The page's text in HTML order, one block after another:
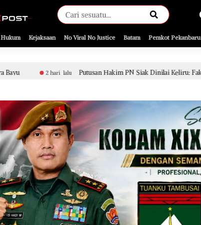
Hukum Kejaksaan No Viral No Justice Batam Pemkot Pekanbaru
Putusan Hakim PN Siak Dinilai Keliru: Fakta Persidangan, Kajian